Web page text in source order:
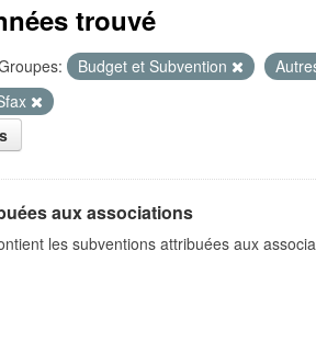
trouvé
Budget et Subvention
aux associations
les subventions attribuées aux